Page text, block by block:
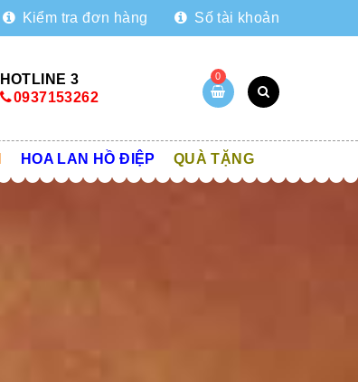
Kiểm tra đơn hàng Số tài khoản
HOTLINE 3
0937153262
0
HOA LAN HỒ ĐIỆP QUÀ TẶNG